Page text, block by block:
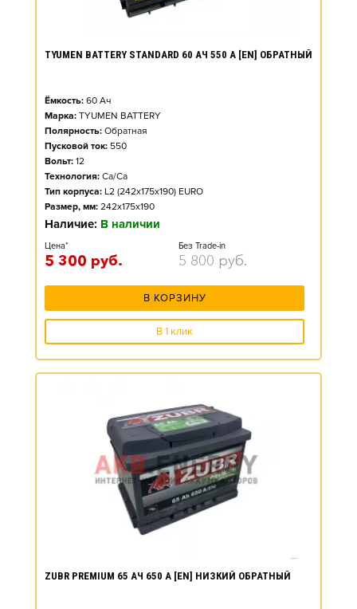
TYUMEN BATTERY STANDARD 60 АЧ 550 А [EN] ОБРАТНЫЙ
Ёмкость: 60 Ач
Марка: TYUMEN BATTERY
Полярность: Обратная
Пусковой ток: 550
Вольт: 12
Технология: Ca/Ca
Тип корпуса: L2 (242x175x190) EURO
Размер, мм: 242x175x190
Наличие: В наличии
Цена*
5 300 руб.
Без Trade-in
5 800 руб.
В КОРЗИНУ
В 1 клик
ZUBR PREMIUM 65 АЧ 650 А [EN] НИЗКИЙ ОБРАТНЫЙ